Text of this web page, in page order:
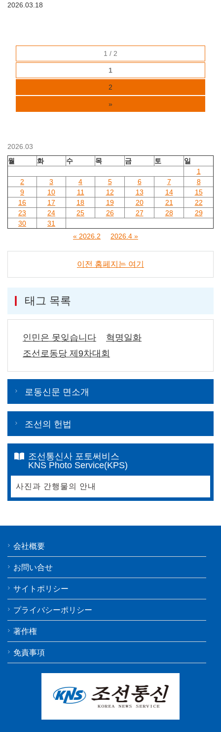
2026.03.18
1 / 2
1
2
»
2026.03
월
화 수 목 금 토
일
1
2
3 4 5 6 7
8
9
10 11 12 13 14
15
16
17 18 19 20 21
22
23
24 25 26 27 28
29
30
31
« 2026.2
2026.4 »
이전 홈페지는 여기
태그 목록
인민은 못잊습니다
혁명일화
조선로동당 제9차대회
로동신문 면소개
조선의 헌법
조선통신사 포토써비스
KNS Photo Service(KPS)
사진과 간행물의 안내
会社概要
お問い合せ
サイトポリシー
プライバシーポリシー
著作権
免責事項